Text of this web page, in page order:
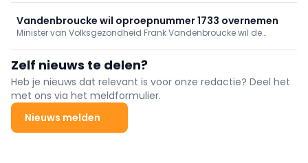
Vandenbroucke wil oproepnummer 1733 overnemen
Minister van Volksgezondheid Frank Vandenbroucke wil de
Zelf nieuws te delen?
Heb je nieuws dat relevant is voor onze redactie? Deel het
met ons via het meldformulier.
Nieuws melden